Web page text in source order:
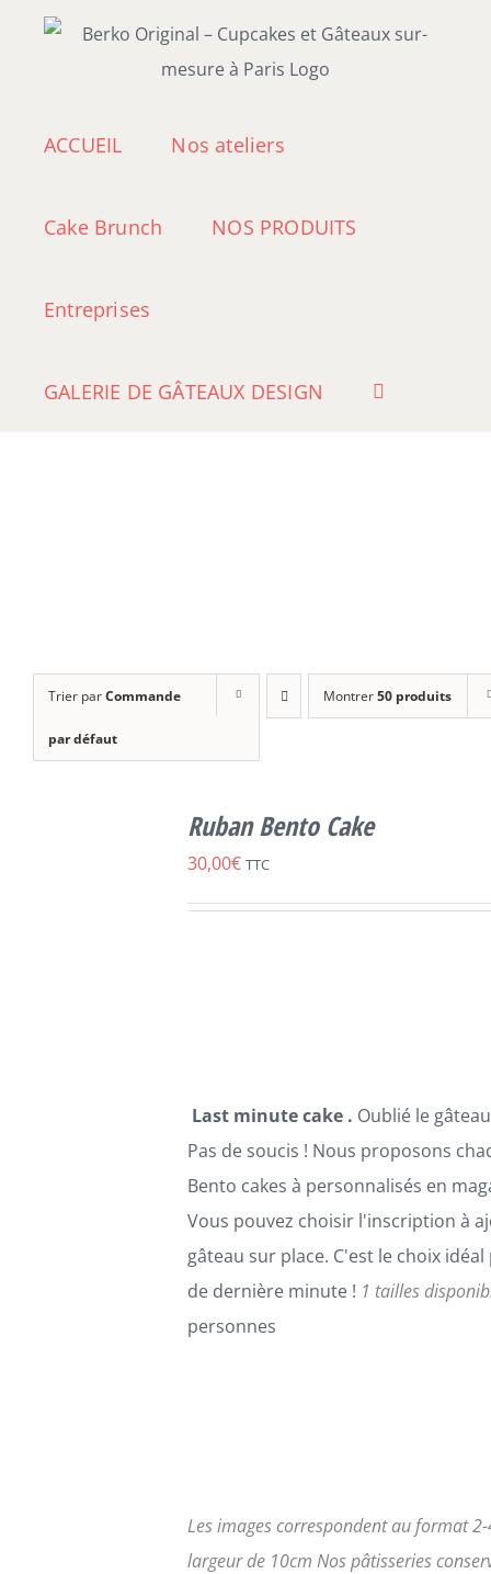
Passer
ACCUEIL Nos ateliers
Cake Brunch NOS PRODUITS
Entreprises
GALERIE DE GÂTEAUX DESIGN
Trier parCommande
par défaut
Montrer50 produits
VARIATIONS.
Ruban Bento Cake
30,00€ TTC
Last minute cake . Oublié le
Pas de soucis ! Nous proposons
Bento cakes à personnalisés en
Vous pouvez choisir l'inscription à
gâteau sur place. C'est le choix
de dernière minute ! 1 tailles
personnes
Les images correspondent au format
largeur de 10cm Nos pâtisseries